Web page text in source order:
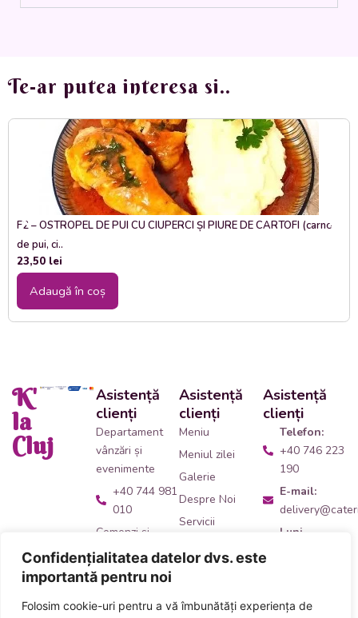
Confidențialitatea datelor dvs. este
importantă pentru noi
Folosim cookie-uri pentru a vă îmbunătăți experiența de
Te-ar putea interesa si..
F2 – OSTROPEL DE PUI CU CIUPERCI ȘI PIURE DE CARTOFI (carne
de pui, ci..
23,50 lei
Adaugă în coș
K'
la
Cluj
Asistență
clienți
Departament
vânzări și
evenimente
+40 744 981
010
Comenzi și
livrări catering
+40 746 223
Acceptăm plata
Asistență
clienți
Meniu
Meniul zilei
Galerie
Despre Noi
Servicii
Asistență
clienți
Telefon:
+40 746 223
190
E-mail:
Luni -
Adresă: